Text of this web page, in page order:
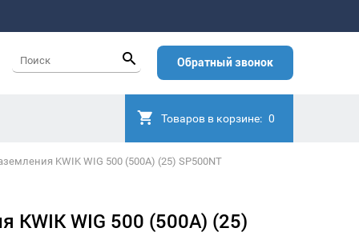
Обратный звонок
Товаров в корзине: 0
KWIK WIG 500 (500А) (25) SP500NT
KWIK WIG 500 (500А) (25)